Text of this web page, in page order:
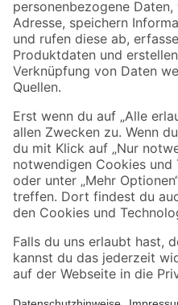
Zahlungsarten
Sicher einkaufen
Jetzt die toom-App
Alle Preisangaben in EUR inkl. gesetzl.
Umständen nicht in allen Märkten verfügbar.
Produkte nur solange der Vorrat reicht.